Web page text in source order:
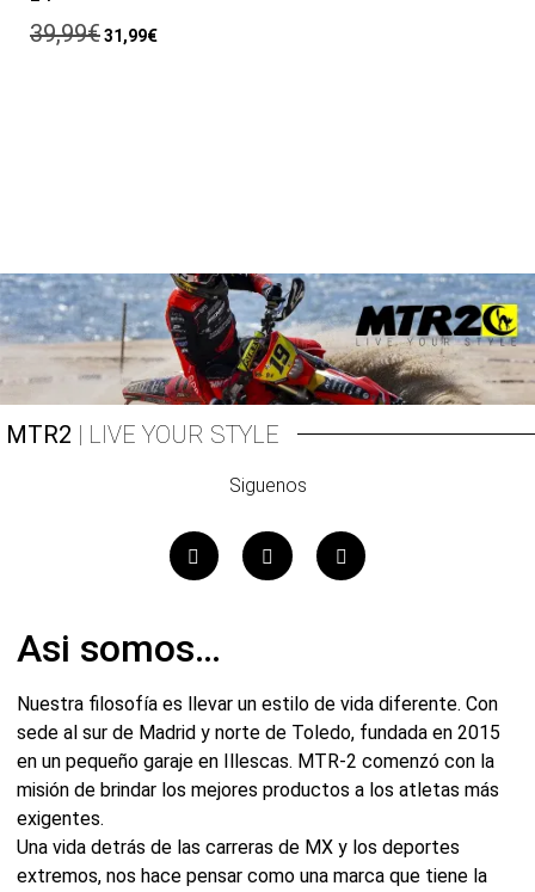
39,99€31,99€
MTR2 | LIVE YOUR STYLE
Siguenos
Asi somos…
Nuestra filosofía es llevar un estilo de vida diferente. Con
sede al sur de Madrid y norte de Toledo, fundada en 2015
en un pequeño garaje en Illescas. MTR-2 comenzó con la
misión de brindar los mejores productos a los atletas más
exigentes.
Una vida detrás de las carreras de MX y los deportes
extremos, nos hace pensar como una marca que tiene la